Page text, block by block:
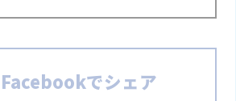
Facebookでシェア